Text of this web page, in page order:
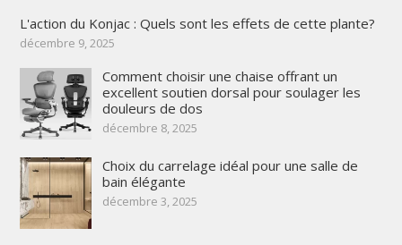
L'action du Konjac : Quels sont les effets de cette plante?
décembre 9, 2025
Comment choisir une chaise offrant un
excellent soutien dorsal pour soulager les
douleurs de dos
décembre 8, 2025
Choix du carrelage idéal pour une salle de
bain élégante
décembre 3, 2025